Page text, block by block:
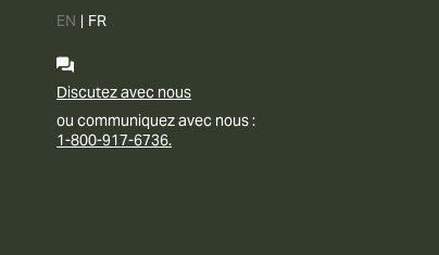
EN | FR
Discutez avec nous
ou communiquez avec nous :
1-800-917-6736.